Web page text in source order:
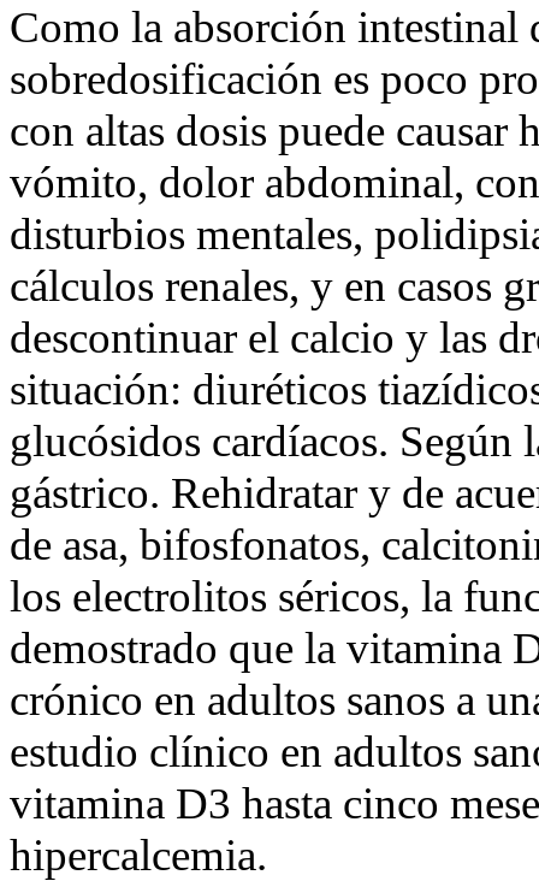
Como la absorción intestinal
sobredosificación es poco
con altas dosis puede
vómito, dolor abdominal,
disturbios mentales,
cálculos renales, y en casos
descontinuar el calcio y las
situación: diuréticos
glucósidos cardíacos. Según
gástrico. Rehidratar y de
de asa, bifosfonatos,
los electrolitos séricos, la
demostrado que la vitamina
crónico en adultos sanos a
estudio clínico en adultos
vitamina D3 hasta cinco
hipercalcemia.